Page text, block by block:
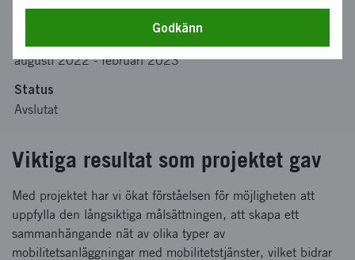
281 411 kronor
augusti 2022-februari 2023
Status
Avslutat
Viktiga resultat som projektet gav
Med projektet har vi ökat förståelsen för möjligheten att
uppfylla den långsiktiga målsättningen, att skapa ett
sammanhängande nät av olika typer av
mobilitetsanläggningar med mobilitetstjänster, vilket bidrar
Godkänn